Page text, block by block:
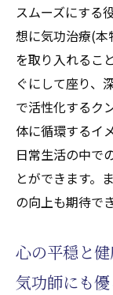
日々の
(本物
ヒーリ
天啓気功
と気功治
実現する
心の
師にも
天啓気
気功
よるメ
スムーズにする
想に気功治療(
を取り入れるこ
ぐにして座り、
で活性化するク
体に循環するイ
日常生活の中で
とができます。
の向上も期待で
心の平穏と
気功師にも